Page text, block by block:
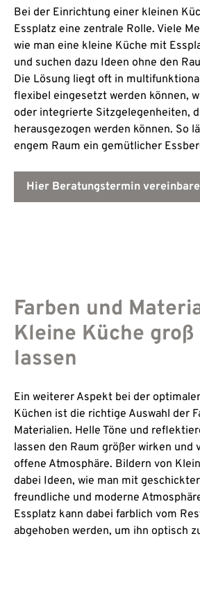
Bei der Einrichtung einer kleinen
Essplatz eine zentrale Rolle. Viele
wie man eine kleine Küche mit
und suchen dazu Ideen ohne den
Die Lösung liegt oft in
flexibel eingesetzt werden können,
oder integrierte Sitzgelegenheiten,
herausgezogen werden können. So
engem Raum ein gemütlicher
Hier Beratungstermin
Farben und
Kleine Küche
lassen
Ein weiterer Aspekt bei der
Küchen ist die richtige Auswahl der
Materialien. Helle Töne und
lassen den Raum größer wirken und
offene Atmosphäre. Bildern von
dabei Ideen, wie man mit
freundliche und moderne
Essplatz kann dabei farblich vom
abgehoben werden, um ihn optisch